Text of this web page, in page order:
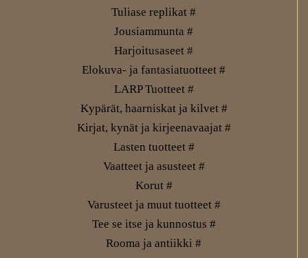
Tuliase replikat #
Jousiammunta #
Harjoitusaseet #
Elokuva- ja fantasiatuotteet #
LARP Tuotteet #
Kypärät, haarniskat ja kilvet #
Kirjat, kynät ja kirjeenavaajat #
Lasten tuotteet #
Vaatteet ja asusteet #
Korut #
Varusteet ja muut tuotteet #
Tee se itse ja kunnostus #
Rooma ja antiikki #